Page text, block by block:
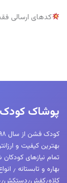
کدهای ارسالی
پوشاک
بهترین کیفیت و
بهاره